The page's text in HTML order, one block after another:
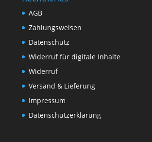
AGB
Zahlungsweisen
Datenschutz
Widerruf für digitale Inhalte
Widerruf
Versand & Lieferung
Impressum
Datenschutzerklärung